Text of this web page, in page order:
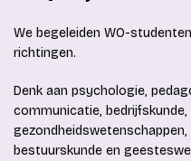
We begeleiden WO-
richtingen.
Denk aan psychologie,
communicatie,
bestuurskunde en